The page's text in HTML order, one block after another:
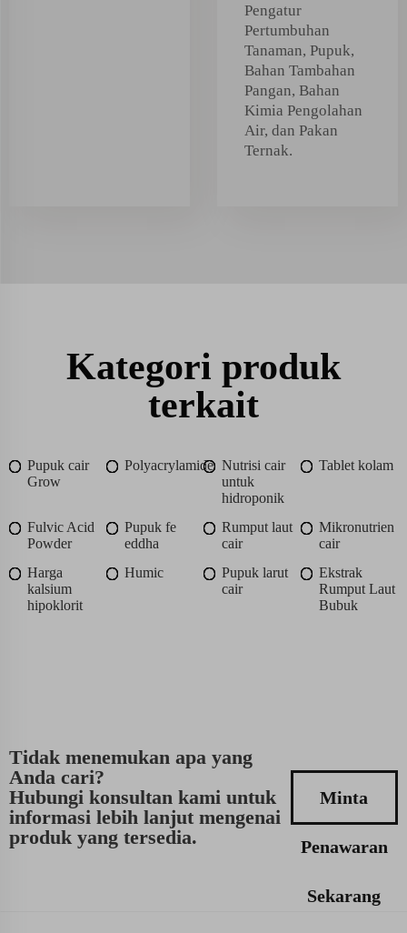
Pengatur
Pertumbuhan
Tanaman, Pupuk,
Bahan Tambahan
Pangan, Bahan
Kimia Pengolahan
Air, dan Pakan
Ternak.
Kategori produk
terkait
Pupuk cair
Grow
Polyacrylamide Nutrisi cair
untuk
hidroponik
Tablet kolam
Fulvic Acid
Powder
Pupuk fe
eddha
Rumput laut
cair
Mikronutrien
cair
Harga
kalsium
hipoklorit
Humic
Pupuk larut
cair
Ekstrak
Rumput Laut
Bubuk
Tidak menemukan apa yang
Anda cari?
Hubungi konsultan kami untuk
informasi lebih lanjut mengenai
produk yang tersedia.
Minta
Penawaran
Sekarang